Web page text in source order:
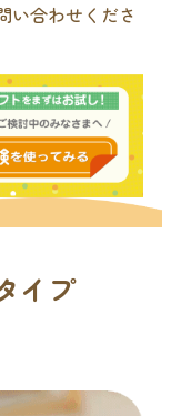
い合わせくださ
イプ